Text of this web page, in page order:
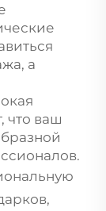
а
что ваш